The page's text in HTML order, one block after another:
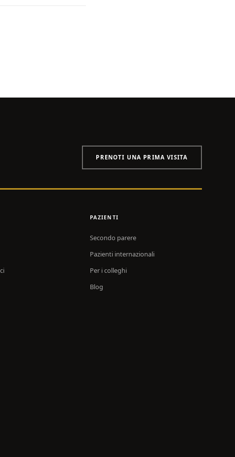
PRENOTI UNA PRIMA VISITA
PAZIENTI
Secondo parere
Pazienti internazionali
Per i colleghi
Blog